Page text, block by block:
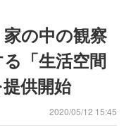
の中の観察
「生活空間
供開始
2020/05/12 15:45